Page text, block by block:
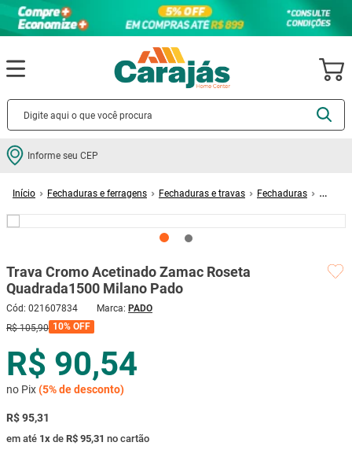
Informe seu CEP
Fechaduras e ferragens Fechaduras e travas
Fechaduras
Trava Cromo Acetinado Zamac Roseta
Quadrada1500 Milano Pado
Cód: 021607834
PADO
R$ 105,90 10% OFF
R$ 90,54
no Pix(5%de desconto)
R$ 95,31
em até 1x de R$ 95,31 no cartão
Termos mais buscados
2º porcelanato
5º porta
vaso sanitário
7º tinta
9 º mesa
10º ar condicionado